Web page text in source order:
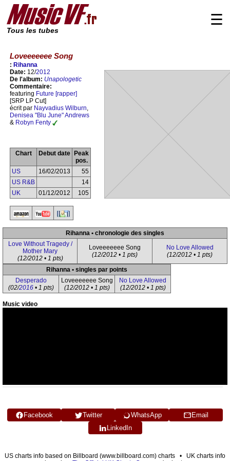
Tous les tubes
☰
Loveeeeeee Song
: Rihanna
Date: 12/2012
De l'album: Unapologetic
Commentaire:
featuring Future [rapper]
[SRP LP Cut]
écrit par Nayvadius Wilburn,
Denisea "Blu June" Andrews
& Robyn Fenty
Chart Debut date
Peak
pos.
US
16/02/2013
55
US R&B
14
UK
01/12/2012 105
Rihanna • chronologie des singles
Love Without Tragedy /
Mother Mary
(12/2012 • 1 pts)
Loveeeeeee Song
(12/2012 • 1 pts)
No Love Allowed
(12/2012 • 1 pts)
Rihanna • singles par points
Desperado
(02/2016• 1 pts)
Loveeeeeee Song
(12/2012 • 1 pts)
No Love Allowed
(12/2012 • 1 pts)
Music video
Facebook Twitter WhatsApp
Email
LinkedIn
US charts info based on Billboard (www.billboard.com) charts • UK charts info